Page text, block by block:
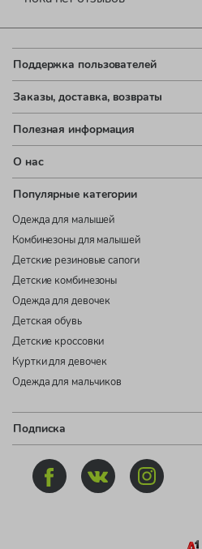
Поддержка пользователей
Заказы, доставка, возвраты
Полезная информация
О нас
Популярные категории
Одежда для малышей
Комбинезоны для малышей
Детские резиновые сапоги
Детские комбинезоны
Одежда для девочек
Детская обувь
Детские кроссовки
Куртки для девочек
Одежда для мальчиков
Подписка